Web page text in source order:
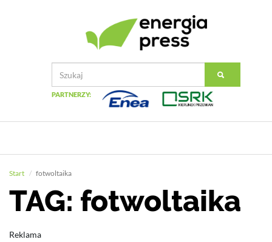
PARTNERZY:
Start fotwoltaika
TAG: fotwoltaika
Reklama